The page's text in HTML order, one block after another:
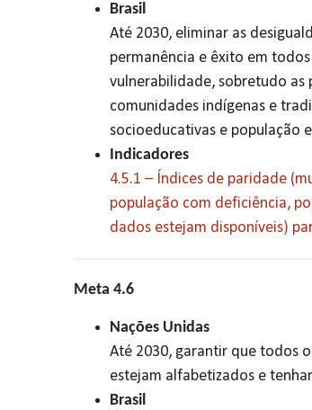
Brasil
Até 2030, eliminar as
permanência e êxito em
vulnerabilidade, sobretudo as
comunidades indígenas e
socioeducativas e população
Indicadores
4.5.1 – Índices de paridade
população com deficiência,
dados estejam disponíveis)
Meta 4.6
Nações Unidas
Até 2030, garantir que todos
estejam alfabetizados e
Brasil